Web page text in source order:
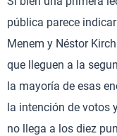
pública parece
Menem y Néstor
que lleguen a la
la mayoría de esas
la intención de votos
no llega a los diez